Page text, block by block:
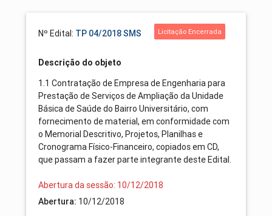
Nº Edital: TP 04/2018 SMS Licitação Encerrada
Descrição do objeto
1.1 Contratação de Empresa de Engenharia para
Prestação de Serviços de Ampliação da Unidade
Básica de Saúde do Bairro Universitário, com
fornecimento de material, em conformidade com
o Memorial Descritivo, Projetos, Planilhas e
Cronograma Físico-Financeiro, copiados em CD,
que passam a fazer parte integrante deste Edital.
Abertura da sessão: 10/12/2018
Abertura: 10/12/2018